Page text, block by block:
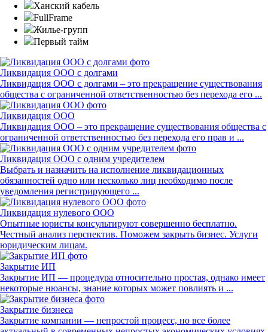
Ханский кабель
FullFrame
Жилье-групп
Первый тайм
Ликвидация ООО с долгами
Ликвидация ООО с долгами – это прекращение существования
общества с ограниченной ответственностью без перехода его ...
Ликвидация ООО
Ликвидация ООО – это прекращение существования общества с
ограниченной ответственностью без перехода его прав и ...
Ликвидация ООО с одним учредителем
Выбрать и назначить на исполнение ликвидационных
обязанностей одно или несколько лиц необходимо после
уведомления регистрирующего ...
Ликвидация нулевого ООО
Опытные юристы консультируют совершенно бесплатно.
Честный анализ перспектив. Поможем закрыть бизнес. Услуги
юридическим лицам.
Закрытие ИП
Закрытие ИП — процедура относительно простая, однако имеет
некоторые нюансы, знание которых может повлиять и ...
Закрытие бизнеса
Закрытие компании — непростой процесс, но все более